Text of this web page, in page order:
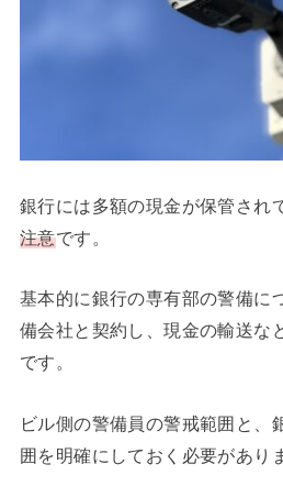
銀行には多額の現金が保管され
注意です。
基本的に銀行の専有部の警備に
備会社と契約し、現金の輸送な
です。
ビル側の警備員の警戒範囲と、
囲を明確にしておく必要があり